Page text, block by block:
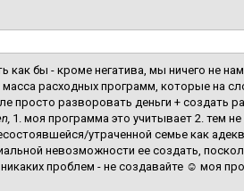
как бы - кроме негатива, мы ничего не
расходных программ, которые на
просто разворовать деньги + создать
1. моя программа это учитывает 2. тем
утраченной семье как
невозможности ее создать,
никаких проблем - не создавайте ☺ моя